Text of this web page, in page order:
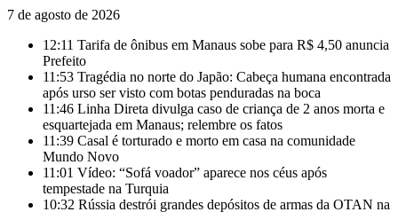
7 de agosto de 2026
12:11 Tarifa de ônibus em Manaus sobe para R$ 4,50 anuncia
Prefeito
11:53 Tragédia no norte do Japão: Cabeça humana encontrada
após urso ser visto com botas penduradas na boca
11:46 Linha Direta divulga caso de criança de 2 anos morta e
esquartejada em Manaus; relembre os fatos
11:39 Casal é torturado e morto em casa na comunidade
Mundo Novo
11:01 Vídeo: “Sofá voador” aparece nos céus após
tempestade na Turquia
10:32 Rússia destrói grandes depósitos de armas da OTAN na